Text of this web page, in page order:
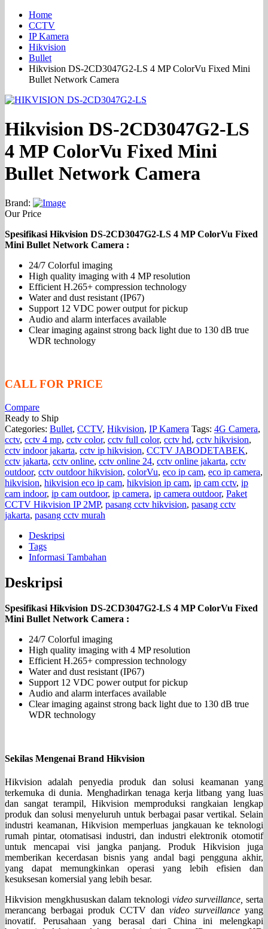
Home
CCTV
IP Kamera
Hikvision
Bullet
Hikvision DS-2CD3047G2-LS 4 MP ColorVu Fixed Mini
Bullet Network Camera
Hikvision DS-2CD3047G2-LS
4 MP ColorVu Fixed Mini
Bullet Network Camera
Brand:
Our Price
Spesifikasi Hikvision DS-2CD3047G2-LS 4 MP ColorVu Fixed
Mini Bullet Network Camera :
24/7 Colorful imaging
High quality imaging with 4 MP resolution
Efficient H.265+ compression technology
Water and dust resistant (IP67)
Support 12 VDC power output for pickup
Audio and alarm interfaces available
Clear imaging against strong back light due to 130 dB true
WDR technology
CALL FOR PRICE
Compare
Ready to Ship
Categories: Bullet, CCTV, Hikvision, IP Kamera Tags: 4G Camera,
cctv, cctv 4 mp, cctv color, cctv full color, cctv hd, cctv hikvision,
cctv indoor jakarta, cctv ip hikvision, CCTV JABODETABEK,
cctv jakarta, cctv online, cctv online 24, cctv online jakarta, cctv
outdoor, cctv outdoor hikvision, colorVu, eco ip cam, eco ip camera,
hikvision, hikvision eco ip cam, hikvision ip cam, ip cam cctv, ip
cam indoor, ip cam outdoor, ip camera, ip camera outdoor, Paket
CCTV Hikvision IP 2MP, pasang cctv hikvision, pasang cctv
jakarta, pasang cctv murah
Deskripsi
Tags
Informasi Tambahan
Deskripsi
Spesifikasi Hikvision DS-2CD3047G2-LS 4 MP ColorVu Fixed
Mini Bullet Network Camera :
24/7 Colorful imaging
High quality imaging with 4 MP resolution
Efficient H.265+ compression technology
Water and dust resistant (IP67)
Support 12 VDC power output for pickup
Audio and alarm interfaces available
Clear imaging against strong back light due to 130 dB true
WDR technology
Sekilas Mengenai Brand Hikvision
Hikvision adalah penyedia produk dan solusi keamanan yang
terkemuka di dunia. Menghadirkan tenaga kerja litbang yang luas
dan sangat terampil, Hikvision memproduksi rangkaian lengkap
produk dan solusi menyeluruh untuk berbagai pasar vertikal. Selain
industri keamanan, Hikvision memperluas jangkauan ke teknologi
rumah pintar, otomatisasi industri, dan industri elektronik otomotif
untuk mencapai visi jangka panjang. Produk Hikvision juga
memberikan kecerdasan bisnis yang andal bagi pengguna akhir,
yang dapat memungkinkan operasi yang lebih efisien dan
kesuksesan komersial yang lebih besar.
Hikvision mengkhususkan dalam teknologi video surveillance, serta
merancang berbagai produk CCTV dan video surveillance yang
inovatif. Perusahaan yang berasal dari China ini melengkapi